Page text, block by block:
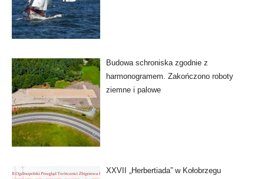
Budowa schroniska zgodnie z
harmonogramem. Zakończono roboty
ziemne i palowe
XXVII „Herbertiada” w Kołobrzegu